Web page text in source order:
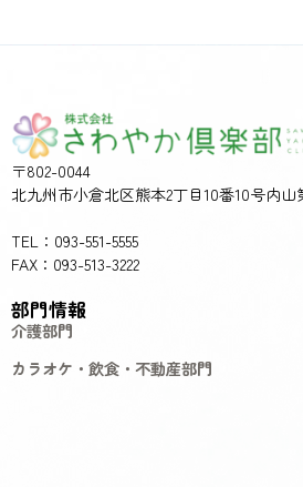
〒802-0044
北九州市小倉北区熊本2丁目10番10号内山
TEL：093-551-5555
FAX：093-513-3222
部門情報
介護部門
カラオケ・飲食・不動産部門